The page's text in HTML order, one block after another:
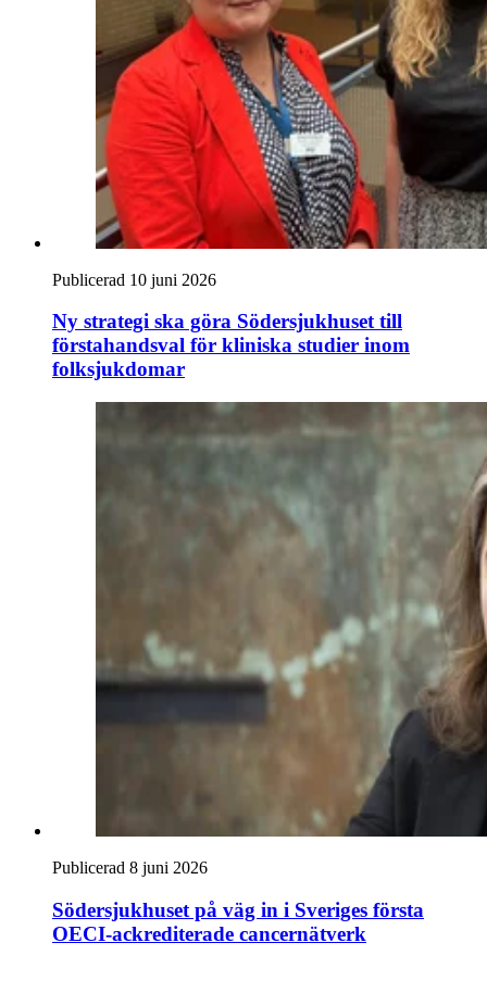
Publicerad 10 juni 2026
Ny strategi ska göra Södersjukhuset till
förstahandsval för kliniska studier inom
folksjukdomar
Publicerad 8 juni 2026
Södersjukhuset på väg in i Sveriges första
OECI-ackrediterade cancernätverk